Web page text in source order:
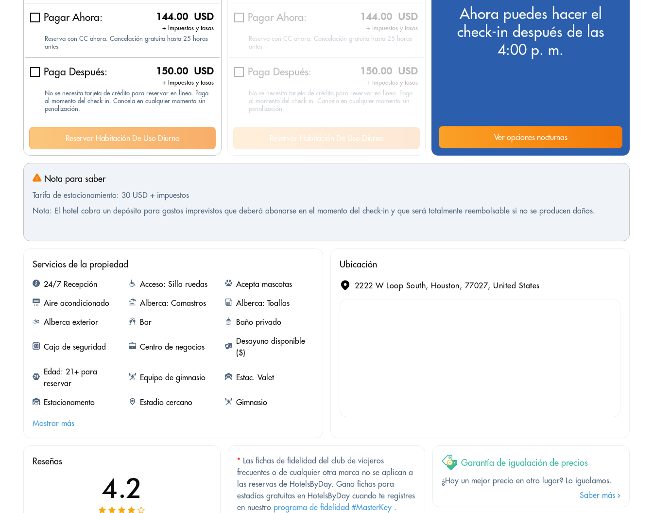
Pagar Ahora: 144.00 USD
+ Impuestos y tasas
Reserva con CC ahora. Cancelación gratuita hasta 25 horas
antes
Paga Después: 150.00 USD
+ Impuestos y tasas
No se necesita tarjeta de crédito para reservar en línea. Paga
al momento del check-in. Cancela en cualquier momento sin
penalización.
Reservar Habitación De Uso Diurno
Pagar Ahora: 144.00 USD
+ Impuestos y tasas
Reserva con CC ahora. Cancelación gratuita hasta 25 horas
antes
Paga Después: 150.00 USD
+ Impuestos y tasas
No se necesita tarjeta de crédito para reservar en línea. Paga
al momento del check-in. Cancela en cualquier momento sin
penalización.
Reservar Habitación De Uso Diurno
Ahora puedes hacer el
check-in después de las
4:00 p. m.
Ver opciones nocturnas
Nota para saber
Tarifa de estacionamiento: 30 USD + impuestos
Nota: El hotel cobra un depósito para gastos imprevistos que deberá abonarse en el momento del check-in y que será totalmente reembolsable si no se producen daños.
Servicios de la propiedad
24/7 Recepción Acceso: Silla ruedas
Acepta mascotas
Aire acondicionado
Alberca: Camastros
Alberca: Toallas
Alberca exterior
Bar Baño privado
Caja de seguridad Centro de negocios
Desayuno disponible
($)
Edad: 21+ para
reservar
Equipo de gimnasio Estac. Valet
Estacionamento Estadio cercano Gimnasio
Mostrar más
Ubicación
2222 W Loop South, Houston, 77027, United States
Reseñas
4.2
* Las fichas de fidelidad del club de viajeros
frecuentes o de cualquier otra marca no se aplican a
las reservas de HotelsByDay. Gana fichas para
estadías gratuitas en HotelsByDay cuando te registres
en nuestro programa de fidelidad #MasterKey .
Garantía de igualación de precios
¿Hay un mejor precio en otro lugar? Lo igualamos.
Saber más